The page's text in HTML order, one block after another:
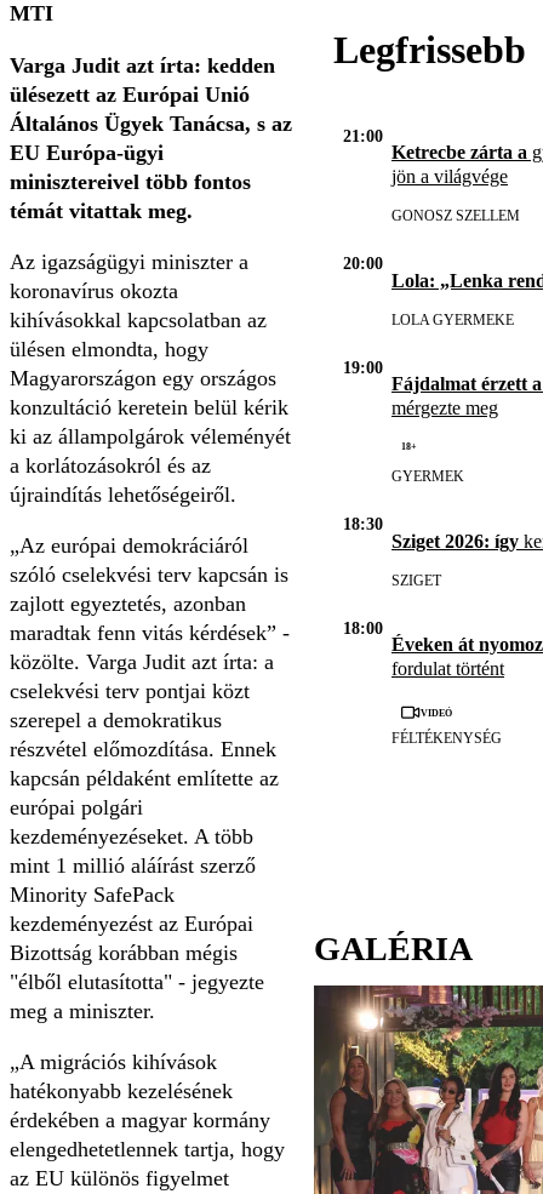
MTI
Varga Judit azt írta: kedden
ülésezett az Európai Unió
Általános Ügyek Tanácsa, s az
EU Európa-ügyi
minisztereivel több fontos
témát vitattak meg.
Az igazságügyi miniszter a
koronavírus okozta
kihívásokkal kapcsolatban az
ülésen elmondta, hogy
Magyarországon egy országos
konzultáció keretein belül kérik
ki az állampolgárok véleményét
a korlátozásokról és az
újraindítás lehetőségeiről.
Az európai demokráciáról
szóló cselekvési terv kapcsán is
zajlott egyeztetés, azonban
maradtak fenn vitás kérdések
-
közölte. Varga Judit azt írta: a
cselekvési terv pontjai közt
szerepel a demokratikus
részvétel előmozdítása. Ennek
kapcsán példaként említette az
európai polgári
kezdeményezéseket. A több
mint 1 millió aláírást szerző
Minority SafePack
kezdeményezést az Európai
Bizottság korábban mégis
"élből elutasította" - jegyezte
meg a miniszter.
A migrációs kihívások
hatékonyabb kezelésének
érdekében a magyar kormány
elengedhetetlennek tartja, hogy
az EU különös figyelmet
Legfrissebb
21:00
Ketrecbe zárta a
jön a világvége
GONOSZ SZELLEM
20:00
Lola: „Lenka
LOLA GYERMEKE
19:00
Fájdalmat érzett a
mérgezte meg
18+
GYERMEK
18:30
Sziget 2026: így
SZIGET
18:00
Éveken át
fordulat történt
Videó
FÉLTÉKENYSÉG
GALÉRIA